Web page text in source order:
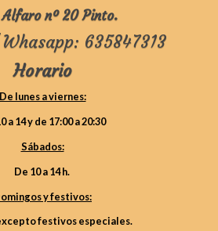
Alfaro nº 20 Pinto.
635847313
Horario
De lunes a viernes:
a 14 y de 17:00 a 20:30
Sábados:
De 10 a 14 h.
y festivos:
festivos especiales.